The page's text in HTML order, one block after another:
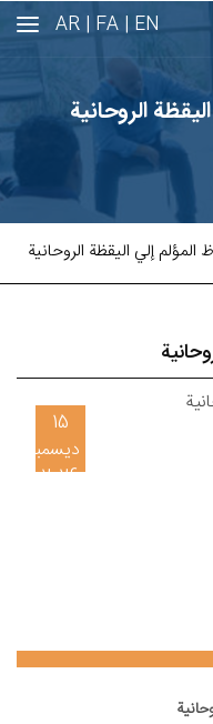
EN |
FA |
AR
الروحانية
المؤلم إلي اليقظة الروحانية
15
ديسمبر
2026